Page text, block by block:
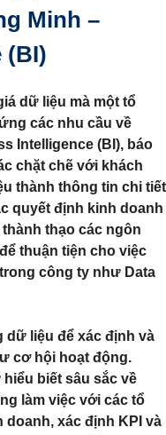
Minh –
(BI)
dữ liệu mà một tổ
các nhu cầu về
Intelligence (BI), báo
chặt chẽ với khách
thành thông tin chi tiết
quyết định kinh doanh
thạo các ngôn
thuận tiện cho việc
công ty như Data
dữ liệu để xác định và
cơ hội hoạt động.
biết sâu sắc về
làm việc với các tổ
xác định KPI và